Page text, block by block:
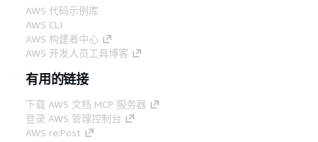
AWS 代码示例库
AWS CLI
AWS 构建者中心
AWS 开发人员工具博客
有用的链接
下载 AWS 文档 MCP 服务器
登录 AWS 管理控制台
AWS re:Post